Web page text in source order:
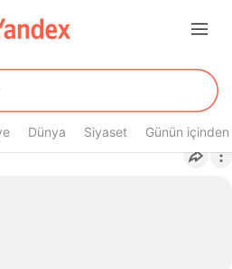
Dünya Siyaset Günün içinden